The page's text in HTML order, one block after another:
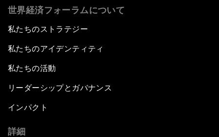
世界経済フォーラムについて
私たちのストラテジー
私たちのアイデンティティ
私たちの活動
リーダーシップとガバナンス
インパクト
詳細